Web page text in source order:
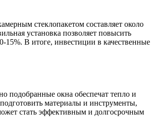
стеклопакетом составляет около
установка позволяет повысить
15%. В итоге, инвестиции в качественные
подобранные окна обеспечат тепло и
материалы и инструменты,
стать эффективным и долгосрочным